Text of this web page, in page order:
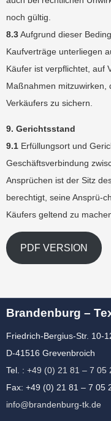
noch gültig.
8.3Aufgrund dieser
Kaufverträge unterliegen
Käufer ist verpflichtet, auf
Maßnahmen mitzuwirken,
Verkäufers zu sichern.
9. Gerichtsstand
9.1 Erfüllungsort und
Geschäftsverbindung
Ansprüchen ist der Sitz
berechtigt, seine Ansprü-
Käufers geltend zu
PDF VERSION
Brandenburg –
Friedrich-Bergius-Str. 10-
D-41516 Grevenbroich
Tel. : +49 (0) 21 81 – 7 05
Fax: +49 (0) 21 81 – 7 05
info@brandenburg-tk.de